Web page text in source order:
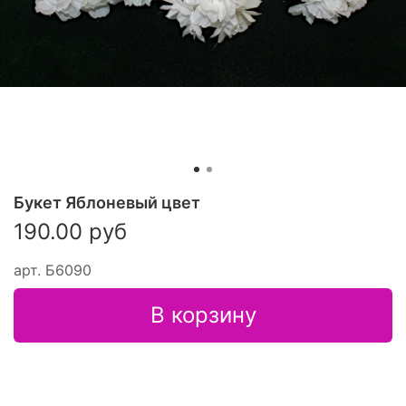
арт. Б6090
Букет Яблоневый цвет
190.00 руб
В корзину